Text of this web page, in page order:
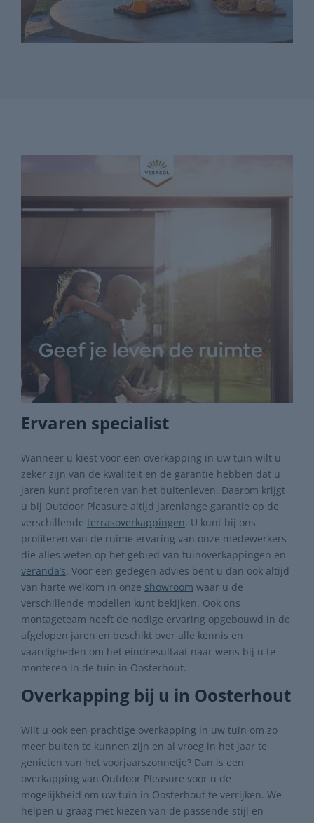
Ervaren specialist
Wanneer u kiest voor een overkapping in uw tuin wilt u
zeker zijn van de kwaliteit en de garantie hebben dat u
jaren kunt profiteren van het buitenleven. Daarom krijgt
u bij Outdoor Pleasure altijd jarenlange garantie op de
verschillende terrasoverkappingen. U kunt bij ons
profiteren van de ruime ervaring van onze medewerkers
die alles weten op het gebied van tuinoverkappingen en
veranda’s. Voor een gedegen advies bent u dan ook altijd
van harte welkom in onze showroom waar u de
verschillende modellen kunt bekijken. Ook ons
montageteam heeft de nodige ervaring opgebouwd in de
afgelopen jaren en beschikt over alle kennis en
vaardigheden om het eindresultaat naar wens bij u te
monteren in de tuin in Oosterhout.
Overkapping bij u in Oosterhout
Wilt u ook een prachtige overkapping in uw tuin om zo
meer buiten te kunnen zijn en al vroeg in het jaar te
genieten van het voorjaarszonnetje? Dan is een
overkapping van Outdoor Pleasure voor u de
mogelijkheid om uw tuin in Oosterhout te verrijken. We
helpen u graag met kiezen van de passende stijl en